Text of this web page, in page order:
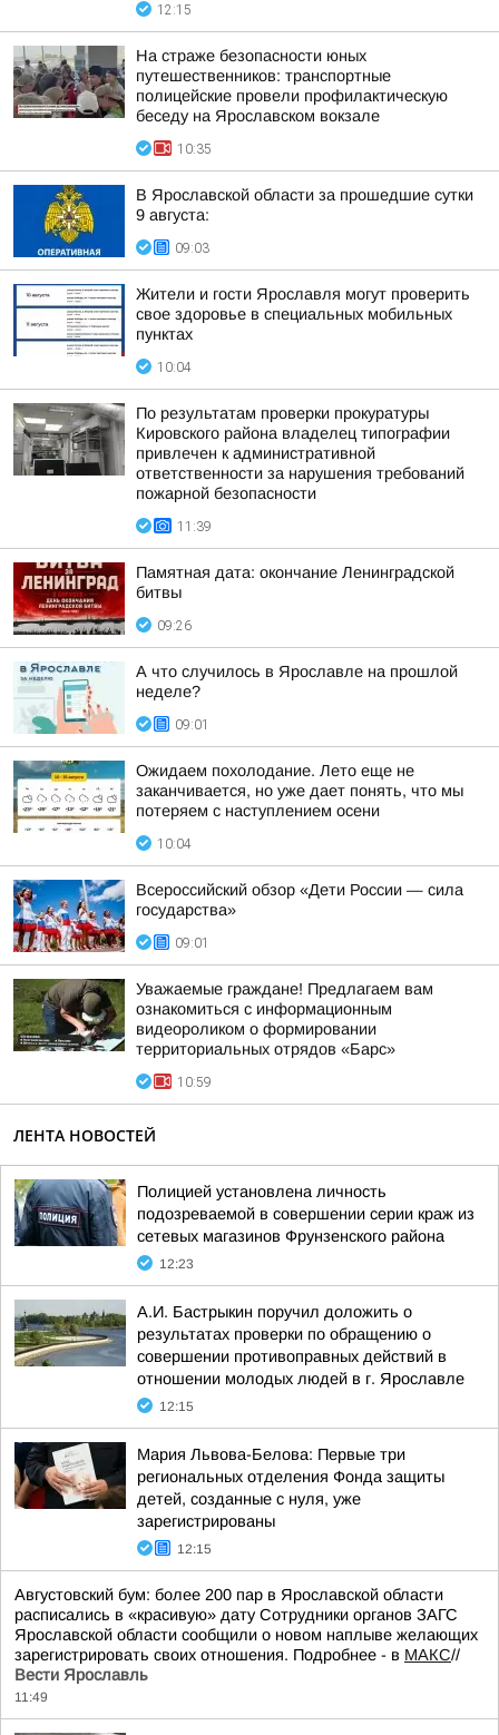
12:15
На страже безопасности юных
путешественников: транспортные
полицейские провели профилактическую
беседу на Ярославском вокзале
10:35
В Ярославской области за прошедшие сутки
9 августа:
09:03
Жители и гости Ярославля могут проверить
свое здоровье в специальных мобильных
пунктах
10:04
По результатам проверки прокуратуры
Кировского района владелец типографии
привлечен к административной
ответственности за нарушения требований
пожарной безопасности
11:39
Памятная дата: окончание Ленинградской
битвы
09:26
А что случилось в Ярославле на прошлой
неделе?
09:01
Ожидаем похолодание. Лето еще не
заканчивается, но уже дает понять, что мы
потеряем с наступлением осени
10:04
Всероссийский обзор «Дети России — сила
государства»
09:01
Уважаемые граждане! Предлагаем вам
ознакомиться с информационным
видеороликом о формировании
территориальных отрядов «Барс»
10:59
ЛЕНТА НОВОСТЕЙ
Полицией установлена личность
подозреваемой в совершении серии краж из
сетевых магазинов Фрунзенского района
12:23
А.И. Бастрыкин поручил доложить о
результатах проверки по обращению о
совершении противоправных действий в
отношении молодых людей в г. Ярославле
12:15
Мария Львова-Белова: Первые три
региональных отделения Фонда защиты
детей, созданные с нуля, уже
зарегистрированы
12:15
Августовский бум: более 200 пар в Ярославской области
расписались в «красивую» дату Сотрудники органов ЗАГС
Ярославской области сообщили о новом наплыве желающих
зарегистрировать своих отношения. Подробнее - в МАКС//
Вести Ярославль
11:49